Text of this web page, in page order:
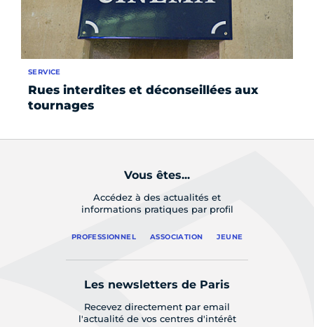
Rues interdites et déconseillées aux
tournages
SERVICE
Vous êtes...
Accédez à des actualités et
informations pratiques par profil
PROFESSIONNEL ASSOCIATION JEUNE
Les newsletters de Paris
Recevez directement par email
l'actualité de vos centres d'intérêt